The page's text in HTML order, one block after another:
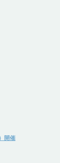
開催